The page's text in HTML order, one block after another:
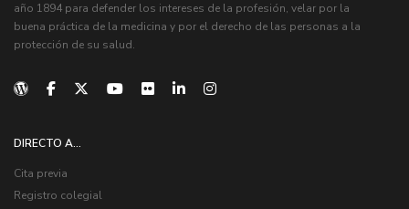
año 1894 para defender los intereses de la profesión, velar por la
buena práctica de la medicina y por el derecho de las personas a la
protección de su salud.
DIRECTO A...
Cita previa
Registro colegial